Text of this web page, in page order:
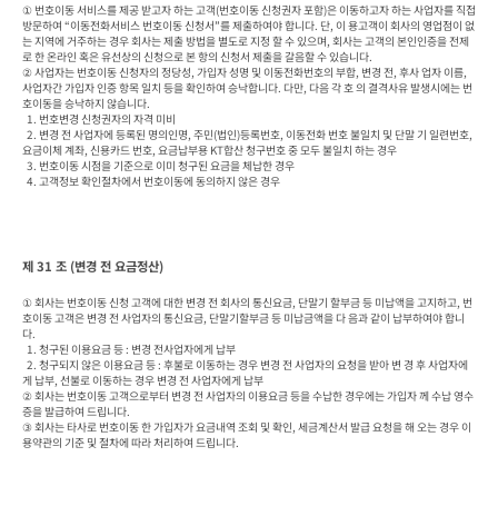
① 번호이동 서비스를 제공 받고자 하는 고객(번호이동 신청권자 포함)은 이동하고자 하는 사업자를 직접
방문하여 “이동전화서비스 번호이동 신청서”를 제출하여야 합니다. 단, 이 용고객이 회사의 영업점이 없
는 지역에 거주하는 경우 회사는 제출 방법을 별도로 지정 할 수 있으며, 회사는 고객의 본인인증을 전제
로 한 온라인 혹은 유선상의 신청으로 본 항의 신청서 제출을 갈음할 수 있습니다.
② 사업자는 번호이동 신청자의 정당성, 가입자 성명 및 이동전화번호의 부합, 변경 전, 후사 업자 이름,
사업자간 가입자 인증 항목 일치 등을 확인하여 승낙합니다. 다만, 다음 각 호 의 결격사유 발생시에는 번
호이동을 승낙하지 않습니다.
요금이체 계좌, 신용카드 번호, 요금납부용 KT합산 청구번호 중 모두 불일치 하는 경우
  4. 고객정보 확인절차에서 번호이동에 동의하지 않은 경우
제 31 조 (변경 전 요금정산)
① 회사는 번호이동 신청 고객에 대한 변경 전 회사의 통신요금, 단말기 할부금 등 미납액을 고지하고, 번
호이동 고객은 변경 전 사업자의 통신요금, 단말기할부금 등 미납금액을 다 음과 같이 납부하여야 합니
다.
게 납부, 선불로 이동하는 경우 변경 전 사업자에게 납부
② 회사는 번호이동 고객으로부터 변경 전 사업자의 이용요금 등을 수납한 경우에는 가입자 께 수납 영수
증을 발급하여 드립니다.
③ 회사는 타사로 번호이동 한 가입자가 요금내역 조회 및 확인, 세금계산서 발급 요청을 해 오는 경우 이
용약관의 기준 및 절차에 따라 처리하여 드립니다.